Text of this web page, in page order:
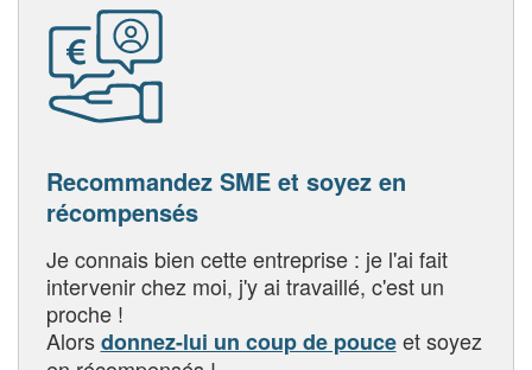
Recommandez SME et soyez en
récompensés
Je connais bien cette entreprise : je l'ai fait
intervenir chez moi, j'y ai travaillé, c'est un
proche !
Alorsdonnez-lui un coup de pouceet soyez